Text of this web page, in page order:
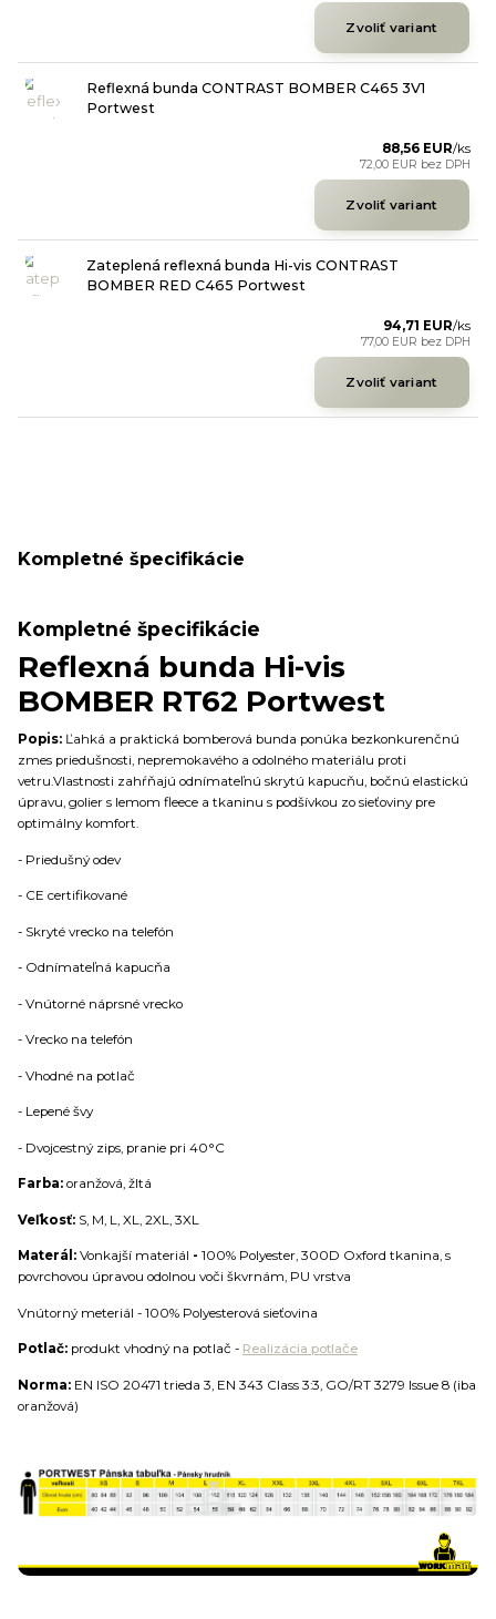
Zvoliť variant
Reflexná bunda CONTRAST BOMBER C465 3V1
Portwest
88,56 EUR/ks
72,00 EUR bez DPH
Zvoliť variant
Zateplená reflexná bunda Hi-vis CONTRAST
BOMBER RED C465 Portwest
94,71 EUR/ks
77,00 EUR bez DPH
Zvoliť variant
Kompletné špecifikácie
Kompletné špecifikácie
Reflexná bunda Hi-vis
BOMBER RT62 Portwest
Popis: Ľahká a praktická bomberová bunda ponúka bezkonkurenčnú
zmes priedušnosti, nepremokavého a odolného materiálu proti
vetru.Vlastnosti zahŕňajú odnímateľnú skrytú kapucňu, bočnú elastickú
úpravu, golier s lemom fleece a tkaninu s podšívkou zo sieťoviny pre
optimálny komfort.
- Priedušný odev
- CE certifikované
- Skryté vrecko na telefón
- Odnímateľná kapucňa
- Vnútorné náprsné vrecko
- Vrecko na telefón
- Vhodné na potlač
- Lepené švy
- Dvojcestný zips, pranie pri 40°C
Farba: oranžová, žltá
Veľkosť: S, M, L, XL, 2XL, 3XL
Materál: Vonkajší materiál - 100% Polyester, 300D Oxford tkanina, s
povrchovou úpravou odolnou voči škvrnám, PU vrstva
Vnútorný meteriál - 100% Polyesterová sieťovina
Potlač: produkt vhodný na potlač - Realizácia potlače
Norma: EN ISO 20471 trieda 3, EN 343 Class 3:3, GO/RT 3279 Issue 8 (iba
oranžová)